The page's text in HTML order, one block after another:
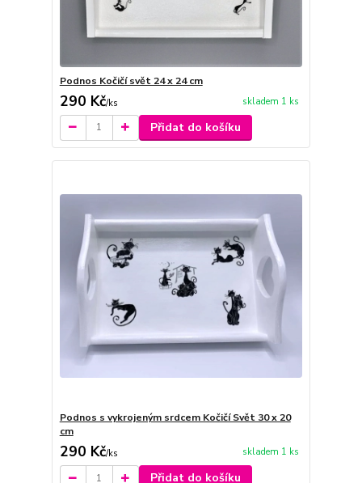
Podnos Kočičí svět 24 x 24 cm
290 Kč/ks skladem 1 ks
Přidat do košíku
Podnos s vykrojeným srdcem Kočičí Svět 30 x 20
cm
290 Kč/ks skladem 1 ks
Přidat do košíku